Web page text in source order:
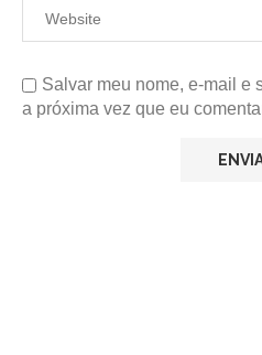
Salvar meu nome, e-mail e
a próxima vez que eu